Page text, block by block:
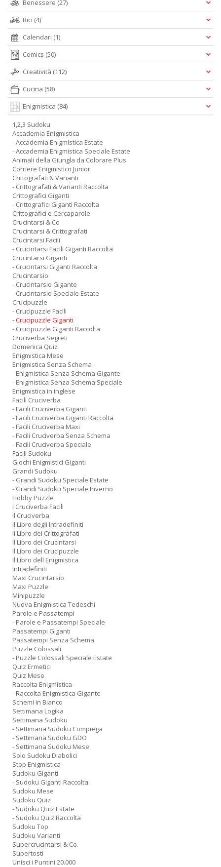
Benessere (27)
Bici (4)
Calendari (1)
Comics (50)
Creatività (112)
Cucina (58)
Enigmistica (84)
1,2,3 Sudoku
Accademia Enigmistica
- Accademia Enigmistica Estate
- Accademia Enigmistica Speciale Estate
Animali della Giungla da Colorare Plus
Corriere Enigmistico Junior
Crittografati & Varianti
- Crittografati & Varianti Raccolta
Crittografici Giganti
- Crittografici Giganti Raccolta
Crittografici e Cercaparole
Crucintarsi & Co
Crucintarsi & Crittografati
Crucintarsi Facili
- Crucintarsi Facili Giganti Raccolta
Crucintarsi Giganti
- Crucintarsi Giganti Raccolta
Crucintarsio
- Crucintarsio Gigante
- Crucintarsio Speciale Estate
Crucipuzzle
- Crucipuzzle Facili
- Crucipuzzle Giganti
- Crucipuzzle Giganti Raccolta
Cruciverba Segreti
Domenica Quiz
Enigmistica Mese
Enigmistica Senza Schema
- Enigmistica Senza Schema Gigante
- Enigmistica Senza Schema Speciale
Enigmistica in inglese
Facili Cruciverba
- Facili Cruciverba Giganti
- Facili Cruciverba Giganti Raccolta
- Facili Cruciverba Maxi
- Facili Cruciverba Senza Schema
- Facili Cruciverba Speciale
Facili Sudoku
Giochi Enigmistici Giganti
Grandi Sudoku
- Grandi Sudoku Speciale Estate
- Grandi Sudoku Speciale Inverno
Hobby Puzzle
I Cruciverba Facili
Il Cruciverba
Il Libro degli Intradefiniti
Il Libro dei Crittografati
Il Libro dei Crucintarsi
Il Libro dei Crucipuzzle
Il Libro dell Enigmistica
Intradefiniti
Maxi Crucintarsio
Maxi Puzzle
Minipuzzle
Nuova Enigmistica Tedeschi
Parole e Passatempi
- Parole e Passatempi Speciale
Passatempi Giganti
Passatempi Senza Schema
Puzzle Colossali
- Puzzle Colossali Speciale Estate
Quiz Ermetici
Quiz Mese
Raccolta Enigmistica
- Raccolta Enigmistica Gigante
Schemi in Bianco
Settimana Logika
Settimana Sudoku
- Settimana Sudoku Compiega
- Settimana Sudoku GDO
- Settimana Sudoku Mese
Solo Sudoku Diabolici
Stop Enigmistica
Sudoku Giganti
- Sudoku Giganti Raccolta
Sudoku Mese
Sudoku Quiz
- Sudoku Quiz Estate
- Sudoku Quiz Raccolta
Sudoku Top
Sudoku Varianti
Supercrucintarsi & Co.
Supertosti
Unisci i Puntini 20.000